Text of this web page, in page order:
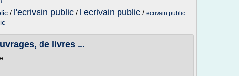
/ l'ecrivain public / l ecrivain public / ecrivain public
de livres ...